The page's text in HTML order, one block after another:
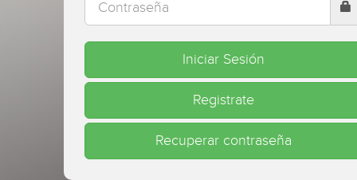
Iniciar Sesión
Registrate
Recuperar contraseña